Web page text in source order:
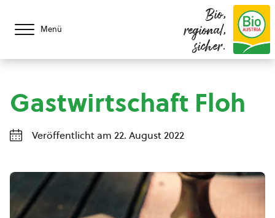
Menü
Bio,
regional,
sicher.
Gastwirtschaft Floh
Veröffentlicht am 22. August 2022